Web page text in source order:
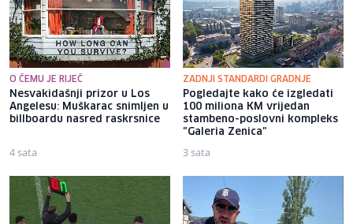
O ČEMU JE RIJEČ
Nesvakidašnji prizor u Los
Angelesu: Muškarac snimljen u
billboardu nasred raskrsnice
4 sata
ZADNJI STANDARDI GRADNJE
Pogledajte kako će izgledati
100 miliona KM vrijedan
stambeno-poslovni kompleks
"Galeria Zenica"
3 sata